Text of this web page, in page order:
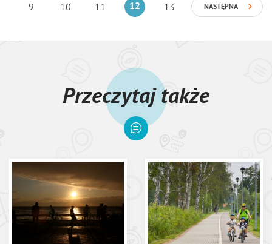
9
10 11 12 13 NASTĘPNA
Przeczytaj także